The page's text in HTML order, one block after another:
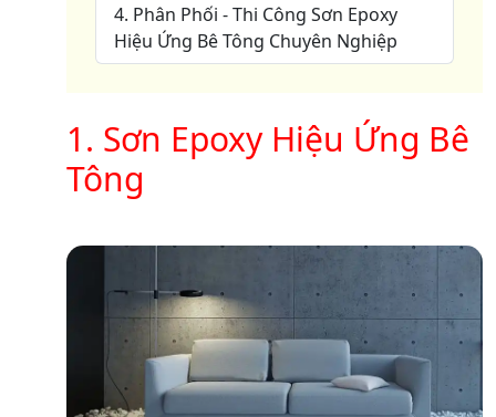
4. Phân Phối - Thi Công Sơn Epoxy
Hiệu Ứng Bê Tông Chuyên Nghiệp
1. Sơn Epoxy Hiệu Ứng Bê
Tông